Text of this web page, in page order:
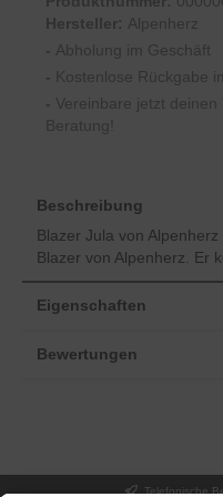
Hersteller: Alpenherz
- Abholung im Geschäft
- Kostenlose Rückgabe
- Vereinbare jetzt
Beratung!
Beschreibung
Blazer Jula von
Blazer von Alpenherz. Er
Eigenschaften
Bewertungen
Telefonische